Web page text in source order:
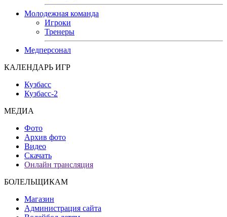
Молодежная команда
Игроки
Тренеры
Медперсонал
КАЛЕНДАРЬ ИГР
Кузбасс
Кузбасс-2
МЕДИА
Фото
Архив фото
Видео
Скачать
Онлайн трансляция
БОЛЕЛЬЩИКАМ
Магазин
Администрация сайта